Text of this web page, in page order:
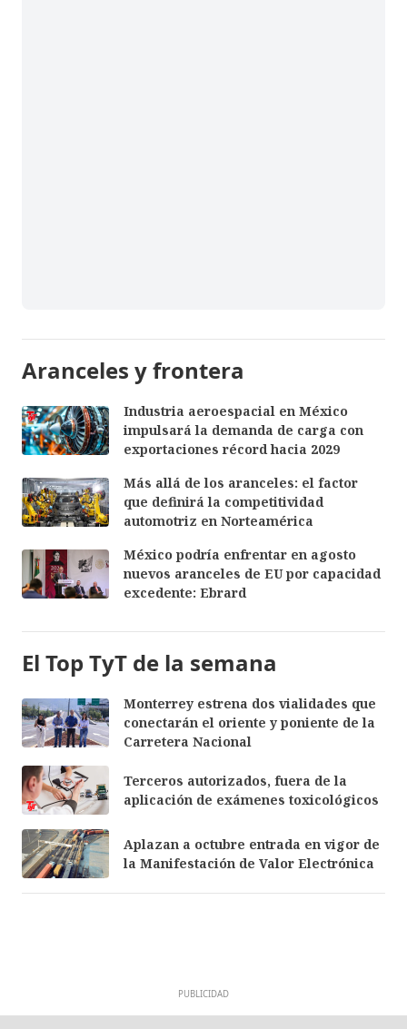
Aranceles y frontera
Industria aeroespacial en México
impulsará la demanda de carga con
exportaciones récord hacia 2029
Más allá de los aranceles: el factor
que definirá la competitividad
automotriz en Norteamérica
México podría enfrentar en agosto
nuevos aranceles de EU por capacidad
excedente: Ebrard
El Top TyT de la semana
Monterrey estrena dos vialidades que
conectarán el oriente y poniente de la
Carretera Nacional
Terceros autorizados, fuera de la
aplicación de exámenes toxicológicos
Aplazan a octubre entrada en vigor de
la Manifestación de Valor Electrónica
PUBLICIDAD